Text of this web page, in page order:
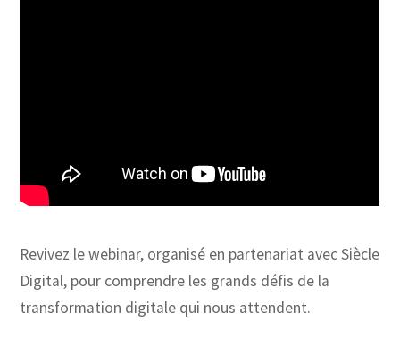
Revivez le webinar, organisé en partenariat avec Siècle
Digital, pour comprendre les grands défis de la
transformation digitale qui nous attendent.